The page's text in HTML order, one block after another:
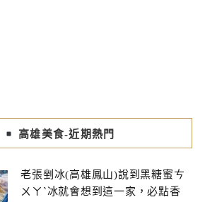
高雄美食-近期熱門
老張剉冰(高雄鳳山)說到黑糖蜜ㄘ
ㄨㄚˋ冰就會想到這一家，必點香